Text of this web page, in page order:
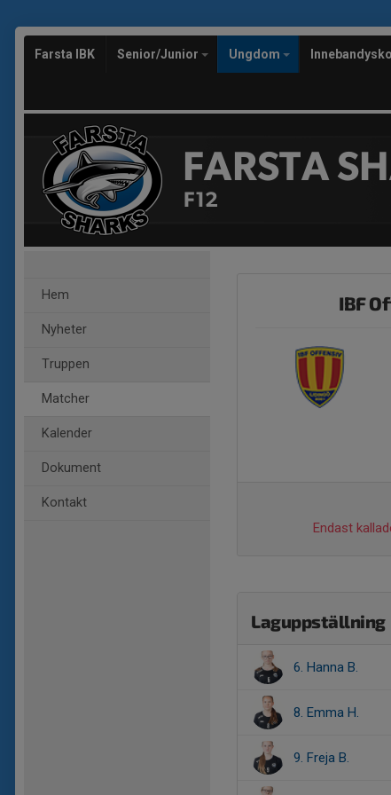
Farsta IBK Senior/Junior Ungdom
FARSTA
F12
Hem
Nyheter
Truppen
Matcher
Kalender
Dokument
Kontakt
IBF
Endast
Laguppställning
6. Hanna B.
8. Emma H.
9. Freja B.